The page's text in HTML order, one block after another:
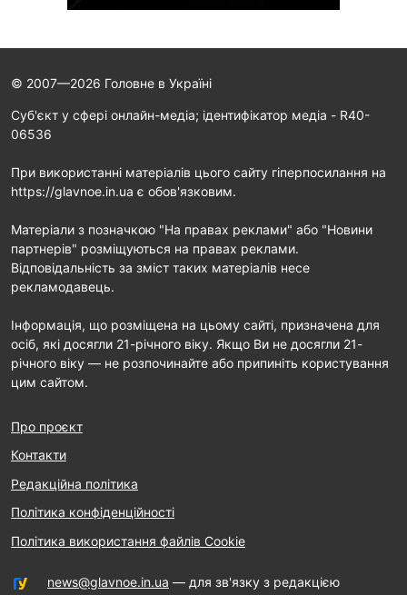
© 2007—2026 Головне в Україні
Cуб'єкт у сфері онлайн-медіа; ідентифікатор медіа - R40-
06536
При використанні матеріалів цього сайту гіперпосилання на
https://glavnoe.in.ua є обов'язковим.
Матеріали з позначкою "На правах реклами" або "Новини
партнерів" розміщуються на правах реклами.
Відповідальність за зміст таких матеріалів несе
рекламодавець.
Інформація, що розміщена на цьому сайті, призначена для
осіб, які досягли 21-річного віку. Якщо Ви не досягли 21-
річного віку — не розпочинайте або припиніть користування
цим сайтом.
Про проєкт
Контакти
Редакційна політика
Політика конфіденційності
Політика використання файлів Cookie
news@glavnoe.in.ua — для зв'язку з редакцією